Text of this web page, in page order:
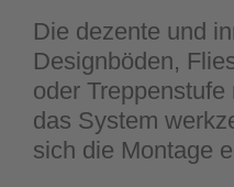
Die dezente und
Designböden,
oder
das System
sich die Montage